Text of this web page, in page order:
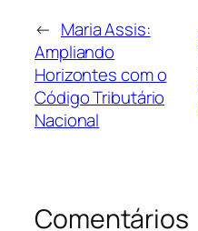
← Maria Assis:
Ampliando
Horizontes com o
Código Tributário
Nacional
Comentários